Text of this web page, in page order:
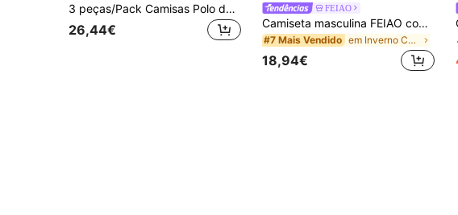
3 peças/Pack Camisas Polo de Verão Versáteis e na Moda para Homem, Tops de Manga Curta Respiráveis e Confortáveis, Camisas Polo Casuais de Negócios, Tops para Exterior
26,44€
FEIAO
Camiseta masculina FEIAO com estampa retrô de moedas, tecido de malha respirável semelhante ao linho, fechamento frontal com botões, cor sólida, toque macio e confortável, modelagem casual versátil, ligeiramente oversized, ideal para primavera/verão.
#7 Mais Vendido em Inverno Camisas masculinas
18,94€